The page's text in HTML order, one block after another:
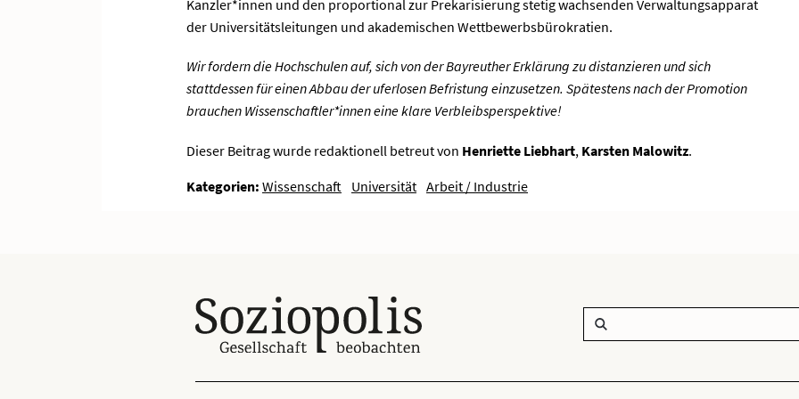
Kanzler*innen und den proportional zur Prekarisierung stetig wachsenden Verwaltungsapparat
der Universitätsleitungen und akademischen Wettbewerbsbürokratien.
Wir fordern die Hochschulen auf, sich von der Bayreuther Erklärung zu distanzieren und sich
stattdessen für einen Abbau der uferlosen Befristung einzusetzen. Spätestens nach der Promotion
brauchen Wissenschaftler*innen eine klare Verbleibsperspektive!
Dieser Beitrag wurde redaktionell betreut von Henriette Liebhart, Karsten Malowitz.
Kategorien: Wissenschaft Universität Arbeit / Industrie